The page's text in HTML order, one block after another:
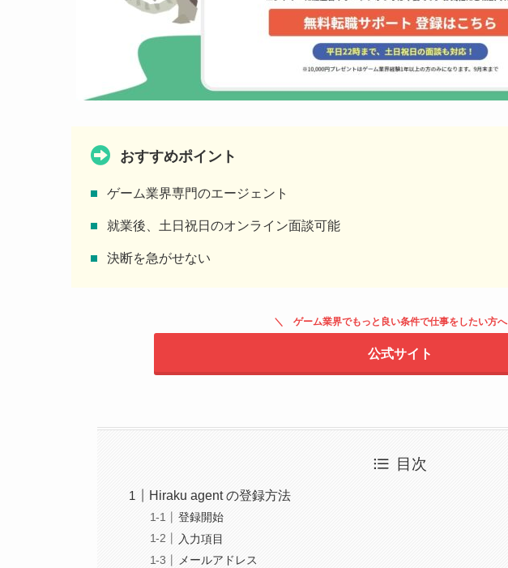
おすすめポイント
ゲーム業界専門のエージェント
就業後、土日祝日のオンライン面談可能
決断を急がせない
ゲーム業界でもっと良い条件で仕事をしたい方へ
公式サイト
目次
Hiraku agent の登録方法
登録開始
入力項目
メールアドレス